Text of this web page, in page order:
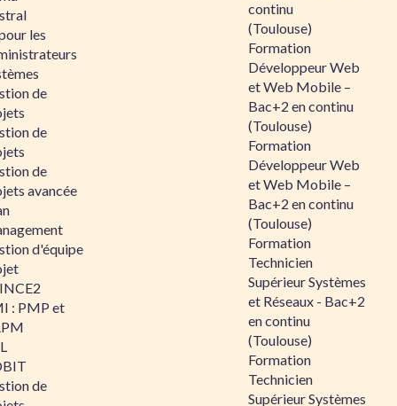
les
de
de
de
avancée
d'équipe
: PMP et
de
continu
(Toulouse)
Formation
Développeur Web
et Web Mobile –
Bac+2 en continu
(Toulouse)
Formation
Développeur Web
et Web Mobile –
Bac+2 en continu
(Toulouse)
Formation
Technicien
Supérieur Systèmes
et Réseaux - Bac+2
en continu
(Toulouse)
Formation
Technicien
Supérieur Systèmes